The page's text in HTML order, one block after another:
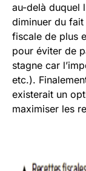
au-delà duquel
diminuer du
fiscale de plus
pour éviter de
stagne car
etc.).
existerait un
maximiser les